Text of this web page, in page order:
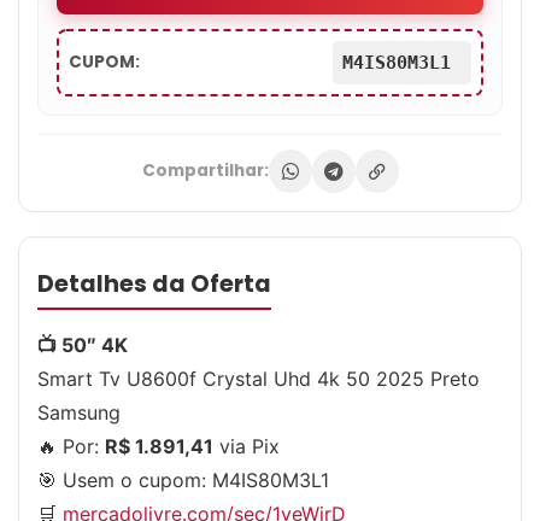
CUPOM: M4IS80M3L1
Compartilhar:
Detalhes da Oferta
📺 50″ 4K
Smart Tv U8600f Crystal Uhd 4k 50 2025 Preto
Samsung
🔥 Por: R$ 1.891,41 via Pix
🎯 Usem o cupom: M4IS80M3L1
🛒 mercadolivre.com/sec/1veWirD